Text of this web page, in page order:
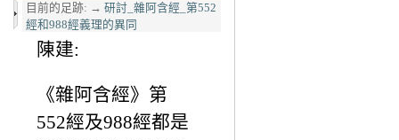
目前的足跡: → 研討_雜阿含經_第552
經和988經義理的異同
陳建:
《雜阿含經》第
552經及988經都是